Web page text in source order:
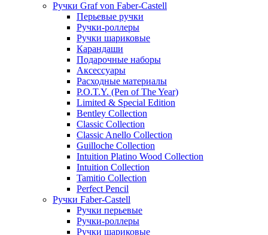
Ручки Graf von Faber-Castell
Перьевые ручки
Ручки-роллеры
Ручки шариковые
Карандаши
Подарочные наборы
Аксессуары
Расходные материалы
P.O.T.Y. (Pen of The Year)
Limited & Special Edition
Bentley Collection
Classic Collection
Classic Anello Collection
Guilloche Collection
Intuition Platino Wood Collection
Intuition Collection
Tamitio Collection
Perfect Pencil
Ручки Faber-Castell
Ручки перьевые
Ручки-роллеры
Ручки шариковые